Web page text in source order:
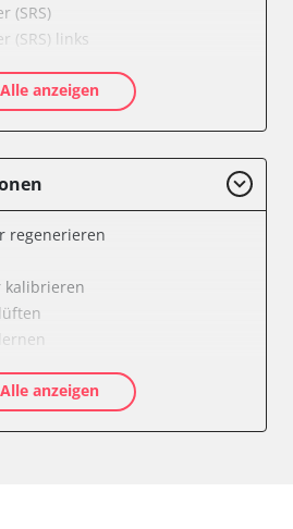
(SRS)
(SRS) links
(EOBD/OBDII)
/ SBC)
Alle anzeigen
regenerieren
kalibrieren
anlernen
Alle anzeigen